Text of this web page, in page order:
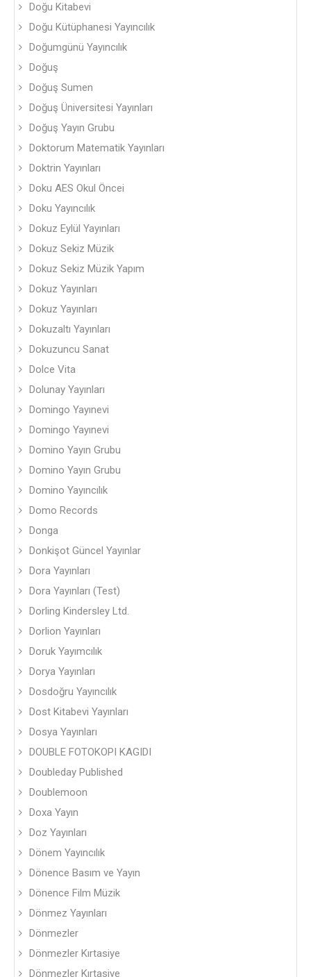
Doğu Kitabevi
Doğu Kütüphanesi Yayıncılık
Doğumgünü Yayıncılık
Doğuş
Doğuş Sumen
Doğuş Üniversitesi Yayınları
Doğuş Yayın Grubu
Doktorum Matematik Yayınları
Doktrin Yayınları
Doku AES Okul Öncei
Doku Yayıncılık
Dokuz Eylül Yayınları
Dokuz Sekiz Müzik
Dokuz Sekiz Müzik Yapım
Dokuz Yayınları
Dokuz Yayınları
Dokuzaltı Yayınları
Dokuzuncu Sanat
Dolce Vita
Dolunay Yayınları
Domingo Yayınevi
Domingo Yayınevi
Domino Yayın Grubu
Domino Yayın Grubu
Domino Yayıncılık
Domo Records
Donga
Donkişot Güncel Yayınlar
Dora Yayınları
Dora Yayınları (Test)
Dorling Kindersley Ltd.
Dorlion Yayınları
Doruk Yayımcılık
Dorya Yayınları
Dosdoğru Yayıncılık
Dost Kitabevi Yayınları
Dosya Yayınları
DOUBLE FOTOKOPI KAGIDI
Doubleday Published
Doublemoon
Doxa Yayın
Doz Yayınları
Dönem Yayıncılık
Dönence Basım ve Yayın
Dönence Film Müzik
Dönmez Yayınları
Dönmezler
Dönmezler Kırtasiye
Dönmezler Kırtasiye